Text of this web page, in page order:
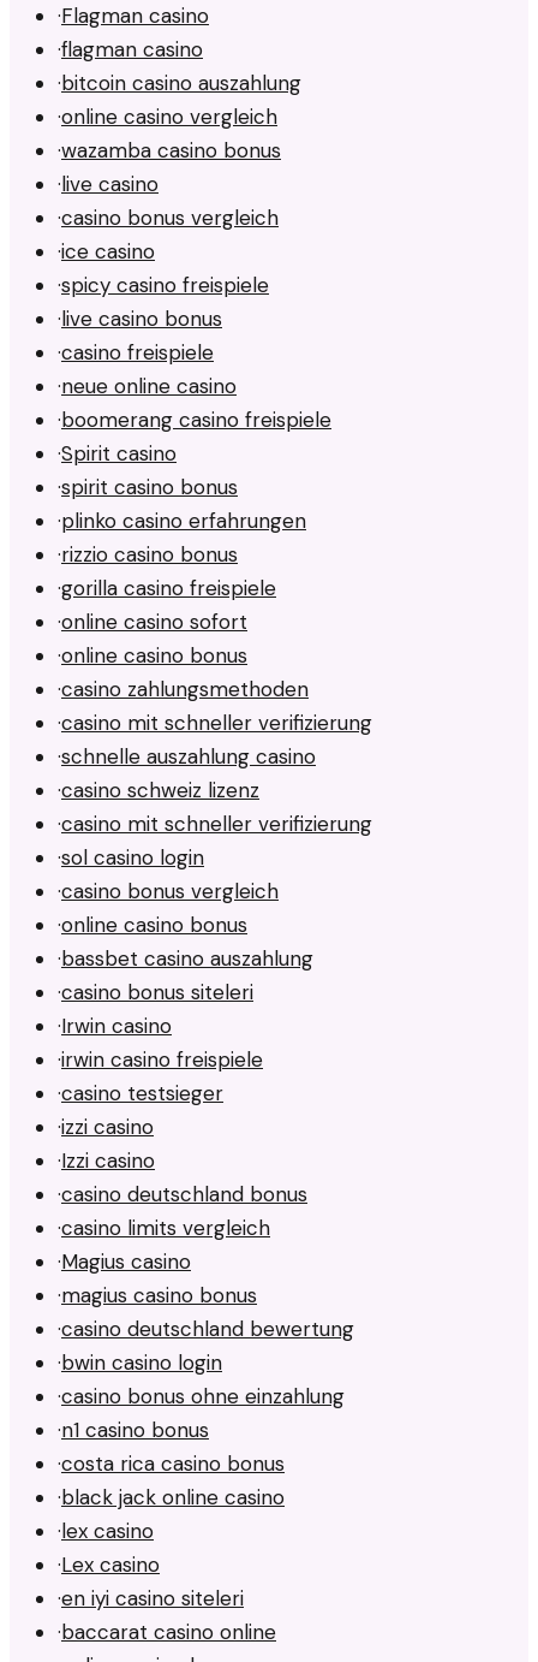
·Flagman casino
·flagman casino
·bitcoin casino auszahlung
·online casino vergleich
·wazamba casino bonus
·live casino
·casino bonus vergleich
·ice casino
·spicy casino freispiele
·live casino bonus
·casino freispiele
·neue online casino
·boomerang casino freispiele
·Spirit casino
·spirit casino bonus
·plinko casino erfahrungen
·rizzio casino bonus
·gorilla casino freispiele
·online casino sofort
·online casino bonus
·casino zahlungsmethoden
·casino mit schneller verifizierung
·schnelle auszahlung casino
·casino schweiz lizenz
·casino mit schneller verifizierung
·sol casino login
·casino bonus vergleich
·online casino bonus
·bassbet casino auszahlung
·casino bonus siteleri
·Irwin casino
·irwin casino freispiele
·casino testsieger
·izzi casino
·Izzi casino
·casino deutschland bonus
·casino limits vergleich
·Magius casino
·magius casino bonus
·casino deutschland bewertung
·bwin casino login
·casino bonus ohne einzahlung
·n1 casino bonus
·costa rica casino bonus
·black jack online casino
·lex casino
·Lex casino
·en iyi casino siteleri
·baccarat casino online